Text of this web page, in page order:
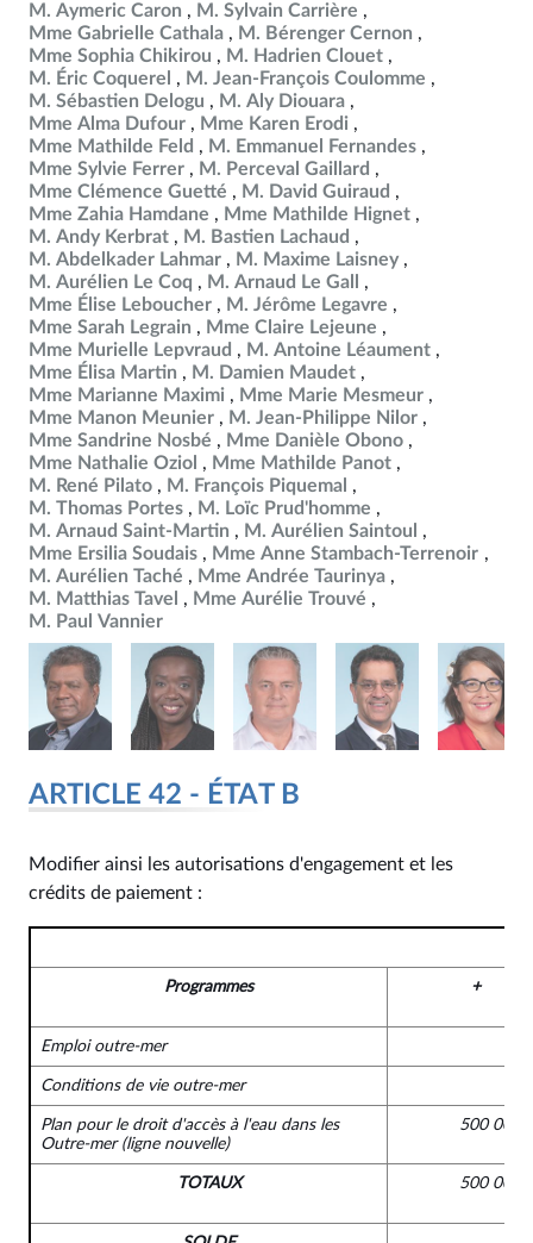
M. Aymeric Caron
M. Sylvain Carrière
Mme Gabrielle Cathala
M. Bérenger Cernon
Mme Sophia Chikirou
M. Hadrien Clouet
M. Éric Coquerel
M. Jean-François Coulomme
M. Sébastien Delogu
M. Aly Diouara
Mme Alma Dufour
Mme Karen Erodi
Mme Mathilde Feld
M. Emmanuel Fernandes
Mme Sylvie Ferrer
M. Perceval Gaillard
Mme Clémence Guetté
M. David Guiraud
Mme Zahia Hamdane
Mme Mathilde Hignet
M. Andy Kerbrat
M. Bastien Lachaud
M. Abdelkader Lahmar
M. Maxime Laisney
M. Aurélien Le Coq
M. Arnaud Le Gall
Mme Élise Leboucher
M. Jérôme Legavre
Mme Sarah Legrain
Mme Claire Lejeune
Mme Murielle Lepvraud
M. Antoine Léaument
Mme Élisa Martin
M. Damien Maudet
Mme Marianne Maximi
Mme Marie Mesmeur
Mme Manon Meunier
M. Jean-Philippe Nilor
Mme Sandrine Nosbé
Mme Danièle Obono
Mme Nathalie Oziol
Mme Mathilde Panot
M. René Pilato
M. François Piquemal
M. Thomas Portes
M. Loïc Prud'homme
M. Arnaud Saint-Martin
M. Aurélien Saintoul
Mme Ersilia Soudais
Mme Anne Stambach-Terrenoir
M. Aurélien Taché
Mme Andrée Taurinya
M. Matthias Tavel
Mme Aurélie Trouvé
M. Paul Vannier
ARTICLE 42 - ÉTAT B
Modifier ainsi les autorisations d'engagement et les
crédits de paiement :
Programmes +
Emploi outre-mer
Conditions de vie outre-mer
Plan pour le droit d'accès à l'eau dans les
Outre-mer (ligne nouvelle)
500 000
TOTAUX 500 000